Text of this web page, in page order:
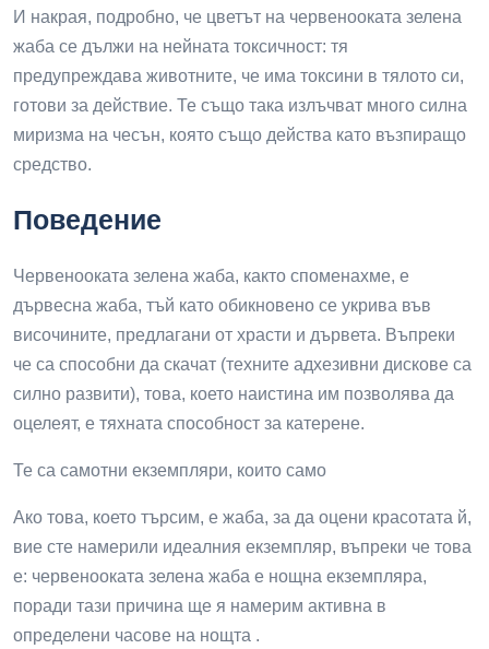
И накрая, подробно, че цветът на червенооката зелена
жаба се дължи на нейната токсичност: тя
предупреждава животните, че има токсини в тялото си,
готови за действие. Те също така излъчват много силна
миризма на чесън, която също действа като възпиращо
средство.
Поведение
Червенооката зелена жаба, както споменахме, е
дървесна жаба, тъй като обикновено се укрива във
височините, предлагани от храсти и дървета. Въпреки
че са способни да скачат (техните адхезивни дискове са
силно развити), това, което наистина им позволява да
оцелеят, е тяхната способност за катерене.
Те са самотни екземпляри, които само
Ако това, което търсим, е жаба, за да оцени красотата й,
вие сте намерили идеалния екземпляр, въпреки че това
е: червенооката зелена жаба е нощна екземпляра,
поради тази причина ще я намерим активна в
определени часове на нощта .